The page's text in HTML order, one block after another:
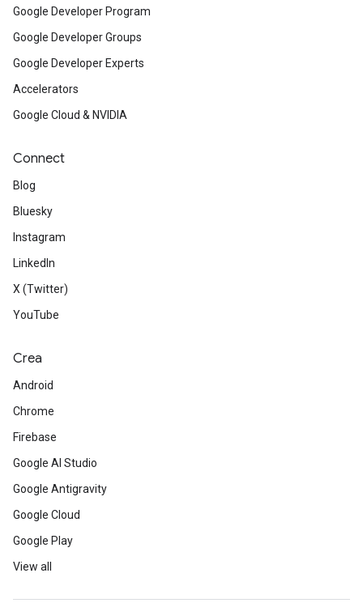
Google Developer Program
Google Developer Groups
Google Developer Experts
Accelerators
Google Cloud & NVIDIA
Connect
Blog
Bluesky
Instagram
LinkedIn
X (Twitter)
YouTube
Crea
Android
Chrome
Firebase
Google AI Studio
Google Antigravity
Google Cloud
Google Play
View all